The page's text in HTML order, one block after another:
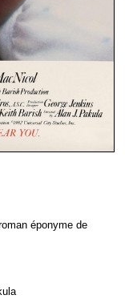
éponyme de